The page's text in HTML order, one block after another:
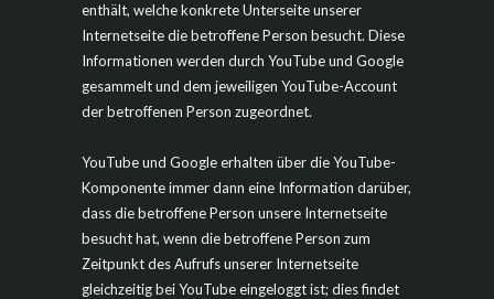
enthält, welche konkrete Unterseite unserer
Internetseite die betroffene Person besucht. Diese
Informationen werden durch YouTube und Google
gesammelt und dem jeweiligen YouTube-Account
der betroffenen Person zugeordnet.
YouTube und Google erhalten über die YouTube-
Komponente immer dann eine Information darüber,
dass die betroffene Person unsere Internetseite
besucht hat, wenn die betroffene Person zum
Zeitpunkt des Aufrufs unserer Internetseite
gleichzeitig bei YouTube eingeloggt ist; dies findet